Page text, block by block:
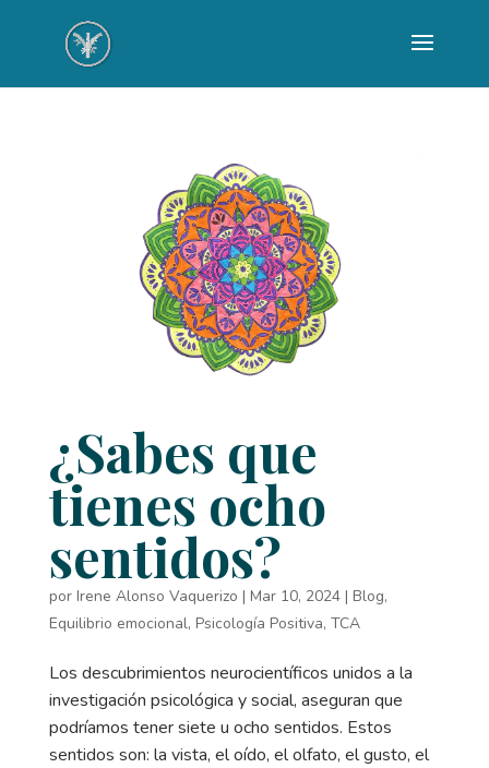
¿Sabes que
tienes ocho
sentidos?
por Irene Alonso Vaquerizo | Mar 10, 2024| Blog,
Equilibrio emocional, Psicología Positiva, TCA
Los descubrimientos neurocientíficos unidos a la
investigación psicológica y social, aseguran que
podríamos tener siete u ocho sentidos. Estos
sentidos son: la vista, el oído, el olfato, el gusto, el